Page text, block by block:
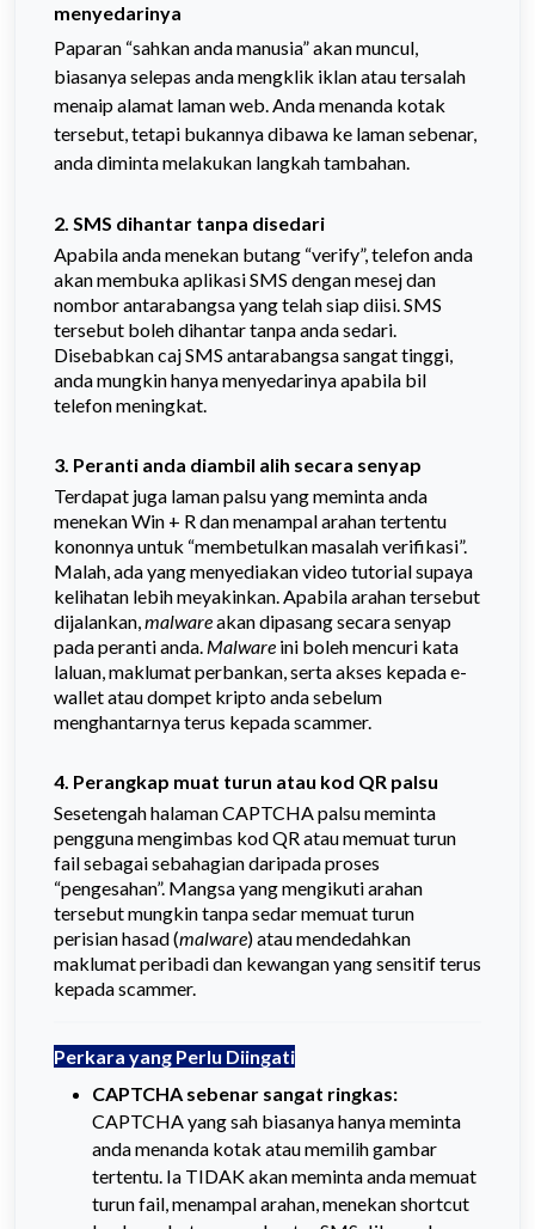
menyedarinya
Paparan “sahkan anda manusia” akan muncul,
biasanya selepas anda mengklik iklan atau tersalah
menaip alamat laman web. Anda menanda kotak
tersebut, tetapi bukannya dibawa ke laman sebenar,
anda diminta melakukan langkah tambahan.
2. SMS dihantar tanpa disedari
Apabila anda menekan butang “verify”, telefon anda
akan membuka aplikasi SMS dengan mesej dan
nombor antarabangsa yang telah siap diisi. SMS
tersebut boleh dihantar tanpa anda sedari.
Disebabkan caj SMS antarabangsa sangat tinggi,
anda mungkin hanya menyedarinya apabila bil
telefon meningkat.
3. Peranti anda diambil alih secara senyap
Terdapat juga laman palsu yang meminta anda
menekan Win + R dan menampal arahan tertentu
kononnya untuk “membetulkan masalah verifikasi”.
Malah, ada yang menyediakan video tutorial supaya
kelihatan lebih meyakinkan. Apabila arahan tersebut
dijalankan,malwareakan dipasang secara senyap
pada peranti anda. Malware ini boleh mencuri kata
laluan, maklumat perbankan, serta akses kepada e-
wallet atau dompet kripto anda sebelum
menghantarnya terus kepada scammer.
4. Perangkap muat turun atau kod QR palsu
Sesetengah halaman CAPTCHA palsu meminta
pengguna mengimbas kod QR atau memuat turun
fail sebagai sebahagian daripada proses
“pengesahan”. Mangsa yang mengikuti arahan
tersebut mungkin tanpa sedar memuat turun
perisian hasad (malware) atau mendedahkan
maklumat peribadi dan kewangan yang sensitif terus
kepada scammer.
Perkara yang Perlu Diingati
CAPTCHA sebenar sangat ringkas:
CAPTCHA yang sah biasanya hanya meminta
anda menanda kotak atau memilih gambar
tertentu. Ia TIDAK akan meminta anda memuat
turun fail, menampal arahan, menekan shortcut